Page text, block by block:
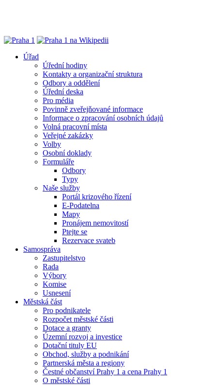
Úřad
Úřední hodiny
Kontakty a organizační struktura
Odbory a oddělení
Úřední deska
Pro média
Povinně zveřejňované informace
Informace o zpracování osobních údajů
Volná pracovní místa
Veřejné zakázky
Volby
Osobní doklady
Formuláře
Odbory
Typy
Naše služby
Portál krizového řízení
E-Podatelna
Mapy
Pronájem nemovitostí
Ptejte se
Rezervace svateb
Samospráva
Zastupitelstvo
Rada
Výbory
Komise
Usnesení
Městská část
Pro podnikatele
Rozpočet městské části
Dotace a granty
Územní rozvoj a investice
Dotační tituly EU
Obchod, služby a podnikání
Partnerská města a regiony
Čestné občanství Prahy 1 a cena Prahy 1
O městské části